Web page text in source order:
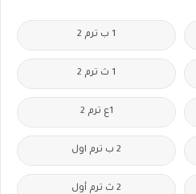
1 ب ترم 2
1 ث ترم 2
1ع ترم 2
2 ب ترم اول
2 ث ترم أول